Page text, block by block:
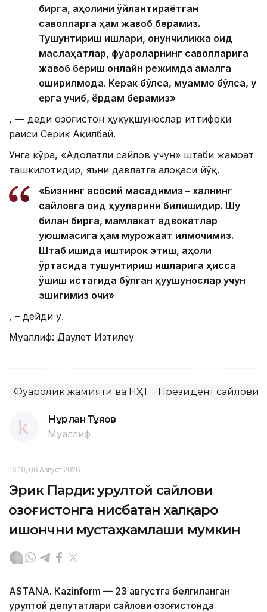
бирга, аҳолини ўйлантираётган
саволларга ҳам жавоб берамиз.
Тушунтириш ишлари, қонунчиликка оид
маслаҳатлар, фуқароларнинг саволларига
жавоб бериш онлайн режимда амалга
оширилмоқда. Керак бўлса, муаммо бўлса, у
ерга учиб, ёрдам берамиз»
, — деди Қозоғистон ҳуқуқшунослар иттифоқи
раиси Серик Ақилбай.
Унга кўра, «Адолатли сайлов учун» штаби жамоат
ташкилотидир, яъни давлатга алоқаси йўқ.
«Бизнинг асосий мақсадимиз – халқнинг
сайловга оид ҳуқуқларини билишидир. Шу
билан бирга, мамлакат адвокатлар
уюшмасига ҳам мурожаат қилмоқчимиз.
Штаб ишида иштирок этиш, аҳоли
ўртасида тушунтириш ишларига ҳисса
қўшиш истагида бўлган ҳуқуқшунослар учун
эшигимиз очиқ»
, – дейди у.
Муаллиф: Даулет Изтилеу
Фуқаролик жамияти ва НҲТ Президент сайлови
Нұрлан Тұяқов
Муаллиф
16:10, 06 Август 2026
Эрик Парди: Қурултой сайлови
Қозоғистонга нисбатан халқаро
ишончни мустаҳкамлаши мумкин
ASTANА. Кazinform — 23 августга белгиланган
Қурултой депутатлари сайлови Қозоғистонда